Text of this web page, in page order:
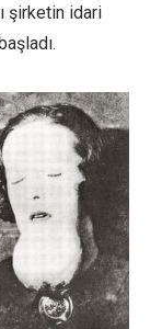
şirketin idari